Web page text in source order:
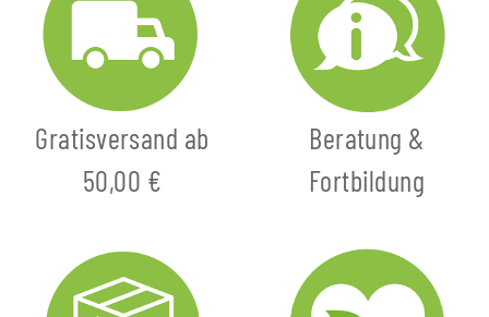
Gratisversand ab
50,00 €
Beratung &
Fortbildung